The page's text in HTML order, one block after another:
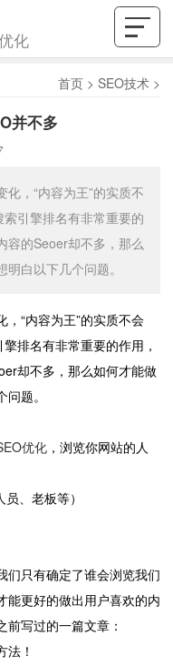
化
首页 > SEO技术 >
并不多
，“内容为王”的实质不
引擎排名有非常重要的
容的Seoer却不多，那么
白以下几个问题。
“内容为王”的实质不会
排名有非常重要的作用，
却不多，那么如何才能做
题。
优化 ，浏览你网站的人
、老板等）
们只有确定了谁会浏览我们
能更好的做出用户喜欢的内
写过的一篇文章：
！